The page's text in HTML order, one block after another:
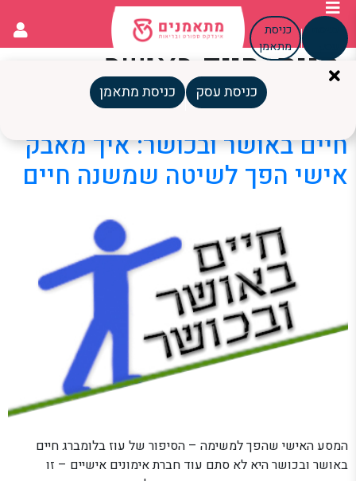
כניסת
מתאמן
כניסת עסק כניסת מתאמן
תגית:חיים באושר
ובכושר
חיים באושר ובכושר: איך מאבק
אישי הפך לשיטה שמשנה חיים
המסע האישי שהפך למשימה – הסיפור של עוז בלומברג חיים
באושר ובכושר היא לא סתם עוד חברת אימונים אישיים – זו